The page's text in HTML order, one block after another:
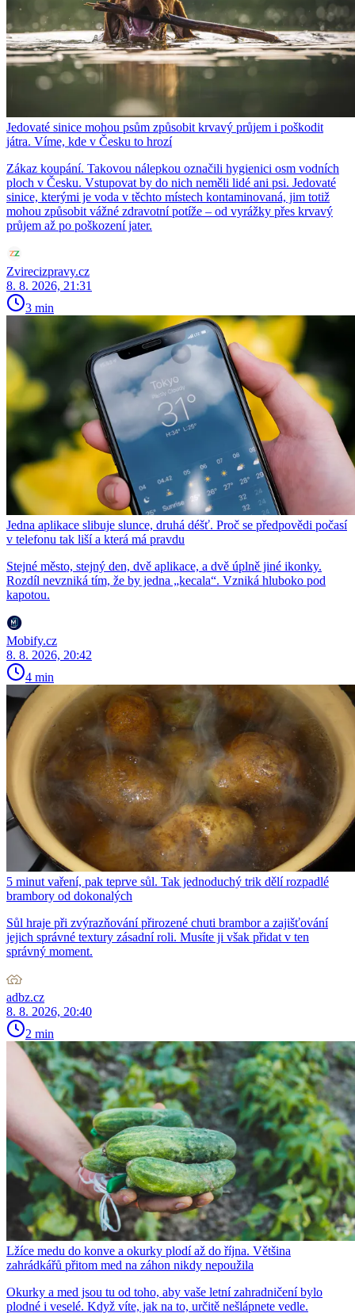
Jedovaté sinice mohou psům způsobit krvavý průjem i poškodit
játra. Víme, kde v Česku to hrozí
Zákaz koupání. Takovou nálepkou označili hygienici osm vodních
ploch v Česku. Vstupovat by do nich neměli lidé ani psi. Jedovaté
sinice, kterými je voda v těchto místech kontaminovaná, jim totiž
mohou způsobit vážné zdravotní potíže – od vyrážky přes krvavý
průjem až po poškození jater.
Zvirecizpravy.cz
8. 8. 2026, 21:31
3 min
Jedna aplikace slibuje slunce, druhá déšť. Proč se předpovědi počasí
v telefonu tak liší a která má pravdu
Stejné město, stejný den, dvě aplikace, a dvě úplně jiné ikonky.
Rozdíl nevzniká tím, že by jedna „kecala“. Vzniká hluboko pod
kapotou.
Mobify.cz
8. 8. 2026, 20:42
4 min
5 minut vaření, pak teprve sůl. Tak jednoduchý trik dělí rozpadlé
brambory od dokonalých
Sůl hraje při zvýrazňování přirozené chuti brambor a zajišťování
jejich správné textury zásadní roli. Musíte ji však přidat v ten
správný moment.
adbz.cz
8. 8. 2026, 20:40
2 min
Lžíce medu do konve a okurky plodí až do října. Většina
zahrádkářů přitom med na záhon nikdy nepoužila
Okurky a med jsou tu od toho, aby vaše letní zahradničení bylo
plodné i veselé. Když víte, jak na to, určitě nešlápnete vedle.